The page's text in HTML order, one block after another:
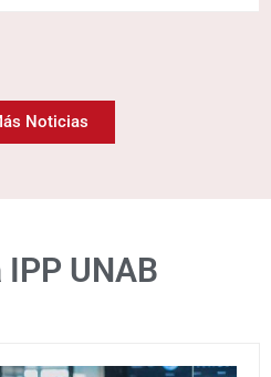
Noticias
UNAB